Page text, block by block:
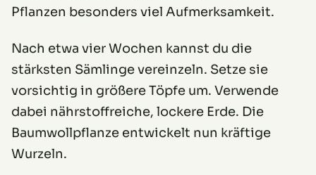
Pflanzen besonders viel Aufmerksamkeit.
Nach etwa vier Wochen kannst du die
stärksten Sämlinge vereinzeln. Setze sie
vorsichtig in größere Töpfe um. Verwende
dabei nährstoffreiche, lockere Erde. Die
Baumwollpflanze entwickelt nun kräftige
Wurzeln.